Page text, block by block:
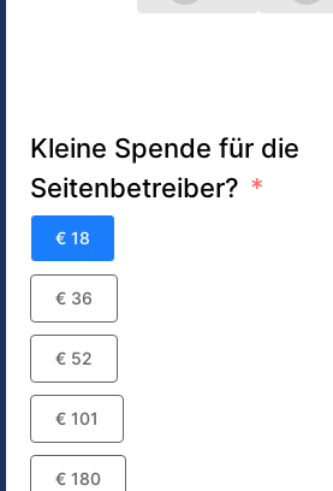
Kleine Spende für die
Seitenbetreiber?
€ 18
€ 36
€ 52
€ 101
€ 180